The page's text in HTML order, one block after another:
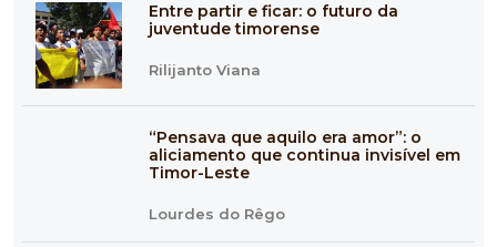
Entre partir e ficar: o futuro da
juventude timorense
Rilijanto Viana
“Pensava que aquilo era amor”: o
aliciamento que continua invisível em
Timor-Leste
Lourdes do Rêgo